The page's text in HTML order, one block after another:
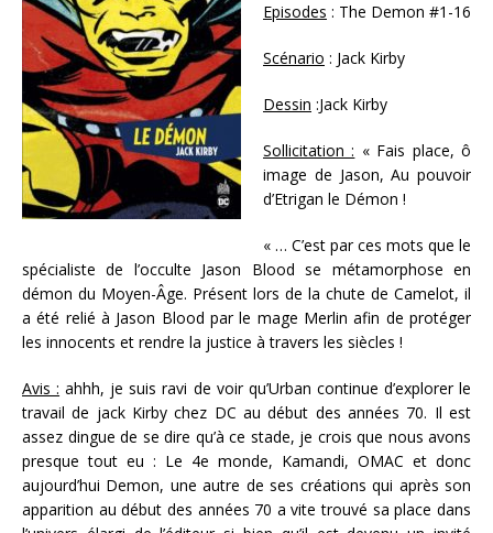
Episodes : The Demon #1-16
Scénario : Jack Kirby
Dessin :Jack Kirby
Sollicitation : « Fais place, ô
image de Jason, Au pouvoir
d’Etrigan le Démon !
« … C’est par ces mots que le
spécialiste de l’occulte Jason Blood se métamorphose en
démon du Moyen-Âge. Présent lors de la chute de Camelot, il
a été relié à Jason Blood par le mage Merlin afin de protéger
les innocents et rendre la justice à travers les siècles !
Avis : ahhh, je suis ravi de voir qu’Urban continue d’explorer le
travail de jack Kirby chez DC au début des années 70. Il est
assez dingue de se dire qu’à ce stade, je crois que nous avons
presque tout eu : Le 4e monde, Kamandi, OMAC et donc
aujourd’hui Demon, une autre de ses créations qui après son
apparition au début des années 70 a vite trouvé sa place dans